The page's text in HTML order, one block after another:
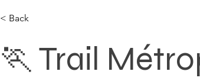
< Back
🏃 Trail